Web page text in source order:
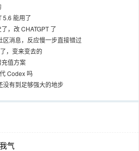
5.6 能用了
，改 CHATGPT 了
消息，反应慢一步直接错过
，变来变去的
值方案
Codex 吗
没有到足够强大的地步
气